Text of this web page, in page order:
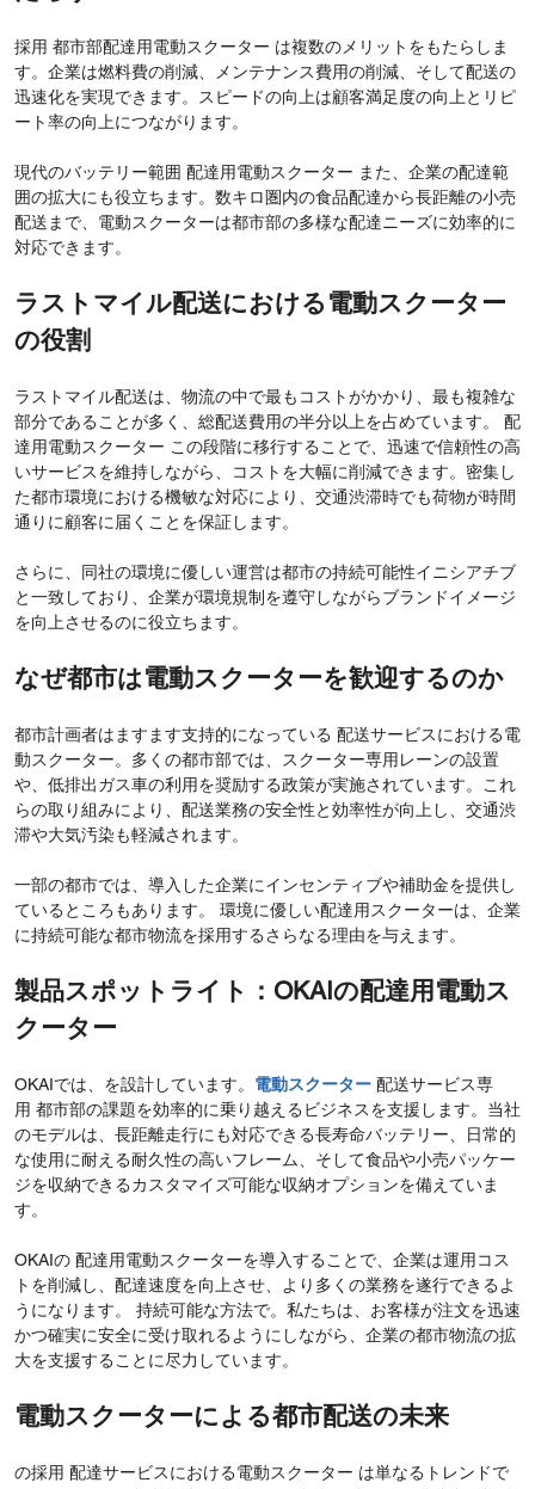
採用 都市部配達用電動スクーター は複数のメリットをもたらしま
す。企業は燃料費の削減、メンテナンス費用の削減、そして配送の
迅速化を実現できます。スピードの向上は顧客満足度の向上とリピ
ート率の向上につながります。
現代のバッテリー範囲 配達用電動スクーター また、企業の配達範
囲の拡大にも役立ちます。数キロ圏内の食品配達から長距離の小売
配送まで、電動スクーターは都市部の多様な配達ニーズに効率的に
対応できます。
ラストマイル配送における電動スクーター
の役割
ラストマイル配送は、物流の中で最もコストがかかり、最も複雑な
部分であることが多く、総配送費用の半分以上を占めています。 配
達用電動スクーター この段階に移行することで、迅速で信頼性の高
いサービスを維持しながら、コストを大幅に削減できます。密集し
た都市環境における機敏な対応により、交通渋滞時でも荷物が時間
通りに顧客に届くことを保証します。
さらに、同社の環境に優しい運営は都市の持続可能性イニシアチブ
と一致しており、企業が環境規制を遵守しながらブランドイメージ
を向上させるのに役立ちます。
なぜ都市は電動スクーターを歓迎するのか
都市計画者はますます支持的になっている 配送サービスにおける電
動スクーター。多くの都市部では、スクーター専用レーンの設置
や、低排出ガス車の利用を奨励する政策が実施されています。これ
らの取り組みにより、配送業務の安全性と効率性が向上し、交通渋
滞や大気汚染も軽減されます。
一部の都市では、導入した企業にインセンティブや補助金を提供し
ているところもあります。 環境に優しい配達用スクーターは、企業
に持続可能な都市物流を採用するさらなる理由を与えます。
製品スポットライト：OKAIの配達用電動ス
クーター
OKAIでは、を設計しています。 電動スクーター 配送サービス専
用 都市部の課題を効率的に乗り越えるビジネスを支援します。当社
のモデルは、長距離走行にも対応できる長寿命バッテリー、日常的
な使用に耐える耐久性の高いフレーム、そして食品や小売パッケー
ジを収納できるカスタマイズ可能な収納オプションを備えていま
す。
OKAIの 配達用電動スクーターを導入することで、企業は運用コス
トを削減し、配達速度を​​向上させ、より多くの業務を遂行できるよ
うになります。 持続可能な方法で。私たちは、お客様が注文を迅速
かつ確実に安全に受け取れるようにしながら、企業の都市物流の拡
大を支援することに尽力しています。
電動スクーターによる都市配送の未来
の採用 配達サービスにおける電動スクーター は単なるトレンドで